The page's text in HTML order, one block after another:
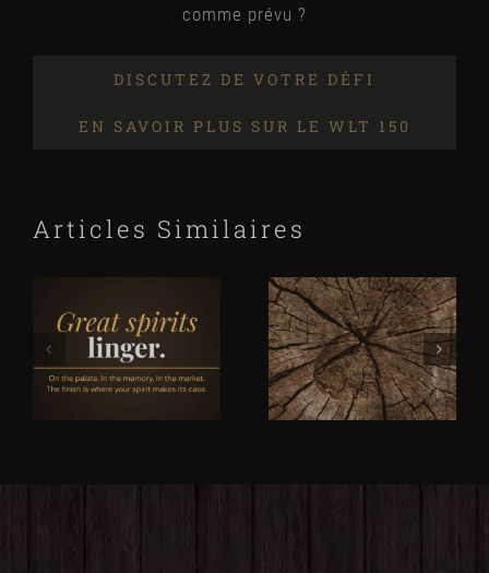
comme prévu ?
DISCUTEZ DE VOTRE DÉFI
EN SAVOIR PLUS SUR LE WLT 150
Articles Similaires